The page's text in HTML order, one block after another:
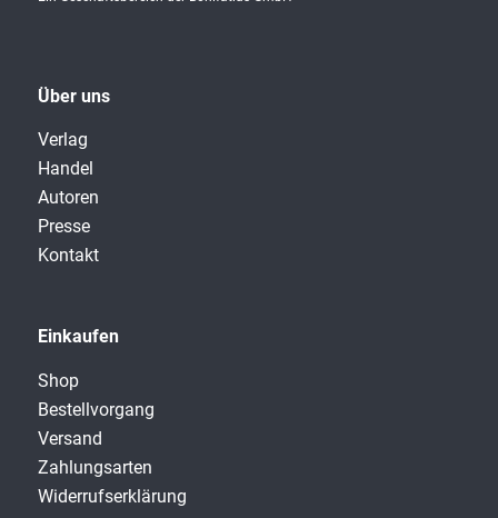
Über uns
Verlag
Handel
Autoren
Presse
Kontakt
Einkaufen
Shop
Bestellvorgang
Versand
Zahlungsarten
Widerrufserklärung